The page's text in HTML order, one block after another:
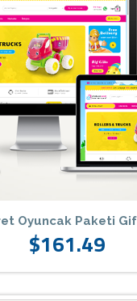
Oyuncak Paketi
$161.49